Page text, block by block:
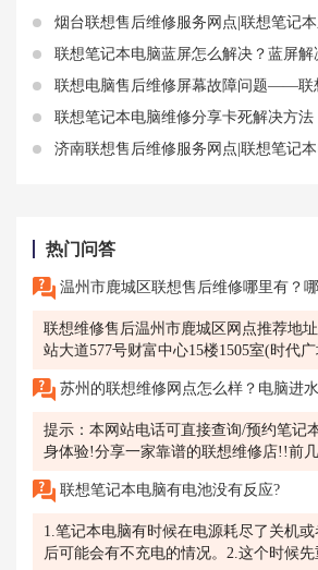
烟台联想售后维修服务网点|联想笔记本系统崩溃了怎么办
联想笔记本电脑蓝屏怎么解决？蓝屏解
联想电脑售后维修屏幕故障问题——联想笔记本
联想笔记本电脑维修分享卡死解决方法：
济南联想售后维修服务网点|联想笔记本电脑
热门问答
温州市鹿城区联想售后维修哪里有？哪里比较好？温州市鹿城区联想电脑售后
联想维修售后温州市鹿城区网点推荐地
站大道577号财富中心15楼1505室(时代
苏州的联想维修网点怎么样？电脑进水
提示：本网站电话可直接查询/预约笔记
身体验!分享一家靠谱的联想维修店!!前
联想笔记本电脑有电池没有反应?
1.笔记本电脑有时候在电源耗尽了关机
后可能会有不充电的情况。2.这个时候